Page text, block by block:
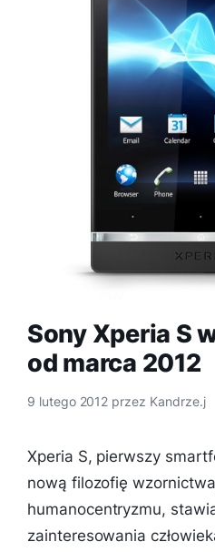
Sony Xperia S
od marca 2012
9 lutego 2012 przez Kandrze.j
Xperia S, pierwszy
nową filozofię
humanocentryzmu,
zainteresowania